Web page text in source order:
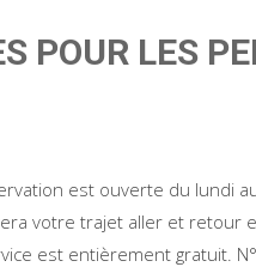
POUR LES
est ouverte du lundi
votre trajet aller et retour
est entièrement gratuit.